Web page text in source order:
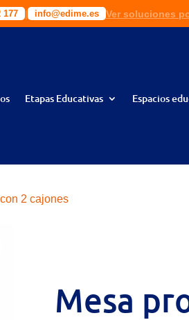
987 282 177 | info@edime.es
177 | info@edime.es Ver soluciones
Etapas Educativas Espacios
2 cajones
Mesa